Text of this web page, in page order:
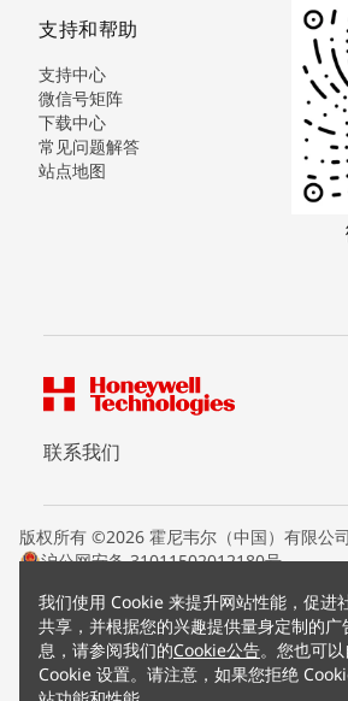
我们使用 Cookie 来提升网站性能，促进
共享，并根据您的兴趣提供量身定制的
息，请参阅我们的Cookie公告。您也可
Cookie 设置。请注意，如果您拒绝
支持和帮助
支持中心
微信号矩阵
下载中心
常见问题解答
站点地图
联系我们
版权所有 ©2026 霍尼韦尔（中国）有限公司
沪公网安备 31011502012180号
条款条约
隐私声明
您的隐私选项
霍尼韦尔科技Cookie通知